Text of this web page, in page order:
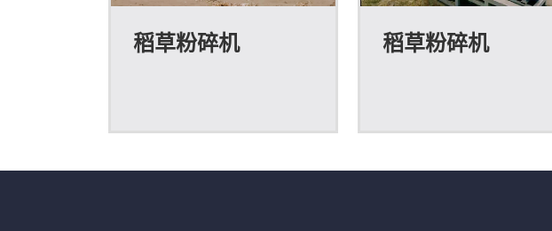
行驱动双棍进行剪切粉碎，产量
作业流程。其优势在于适用物
稻草粉碎机 稻草粉碎机